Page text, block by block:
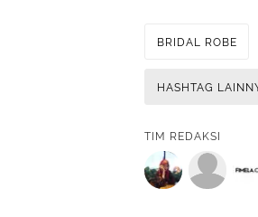
BRIDAL ROBE
HASHTAG
TIM REDAKSI